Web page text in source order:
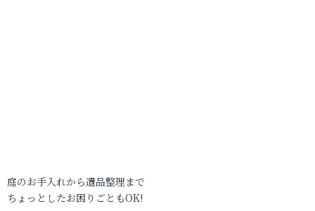
庭のお手入れから遺品整理まで
ちょっとしたお困りごともOK!